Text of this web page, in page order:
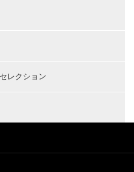
レクション